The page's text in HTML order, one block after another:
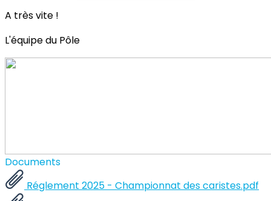
A très vite !
L'équipe du Pôle
Documents
Réglement 2025 - Championnat des caristes.pdf